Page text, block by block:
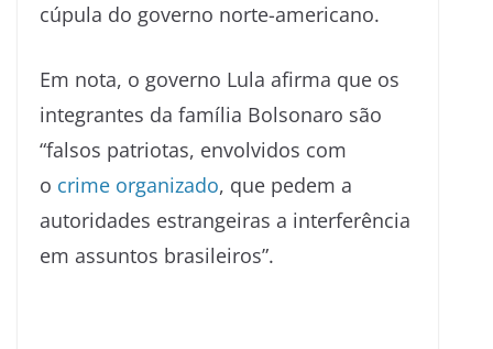
cúpula do governo norte-americano.
Em nota, o governo Lula afirma que os
integrantes da família Bolsonaro são
“falsos patriotas, envolvidos com
o crime organizado, que pedem a
autoridades estrangeiras a interferência
em assuntos brasileiros”.